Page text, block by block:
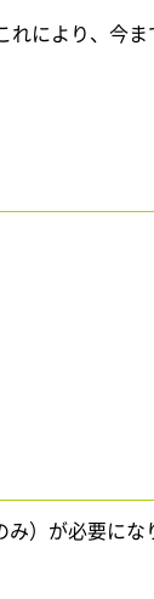
により、今
）が必要にな